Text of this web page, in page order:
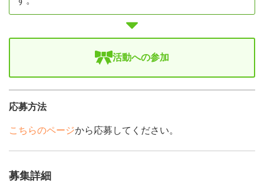
活動への参加
応募方法
こちらのページから応募してください。
募集詳細